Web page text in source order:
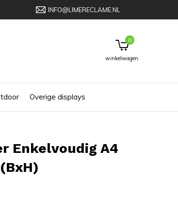
INFO@LIMERECLAME.NL
Overige displays
winkelwagen
0
Enkelvoudig A4